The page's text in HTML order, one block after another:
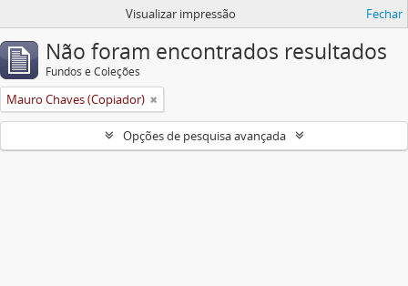
Visualizar impressão Fechar
Não foram encontrados resultados
Fundos e Coleções
Mauro Chaves (Copiador)
Opções de pesquisa avançada